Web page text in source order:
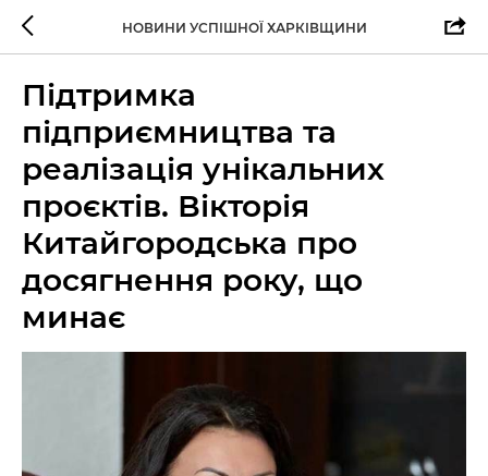
НОВИНИ УСПІШНОЇ ХАРКІВЩИНИ
Підтримка
підприємництва та
реалізація унікальних
проєктів. Вікторія
Китайгородська про
досягнення року, що
минає